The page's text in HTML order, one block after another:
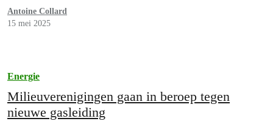
uitdagingen in ons energiebeleid.
Antoine Collard
15 mei 2025
Energie
Milieuverenigingen gaan in beroep tegen
nieuwe gasleiding